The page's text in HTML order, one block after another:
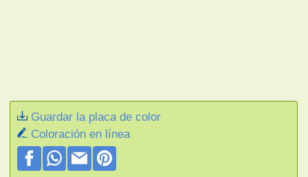
Guardar la placa de color
Coloración en línea